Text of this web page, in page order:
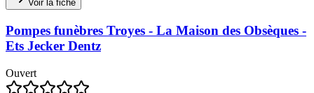
Voir la fiche
Pompes funèbres Troyes - La Maison des Obsèques -
Ets Jecker Dentz
Ouvert